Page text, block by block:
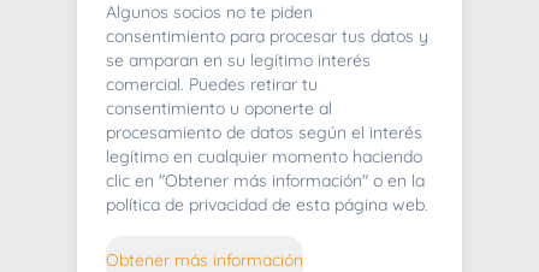
404
Whoops! Lo sentimos mucho.
Algunos socios no te piden
consentimiento para procesar tus datos y
se amparan en su legítimo interés
comercial. Puedes retirar tu
consentimiento u oponerte al
procesamiento de datos según el interés
legítimo en cualquier momento haciendo
clic en "Obtener más información" o en la
política de privacidad de esta página web.
Obtener más información